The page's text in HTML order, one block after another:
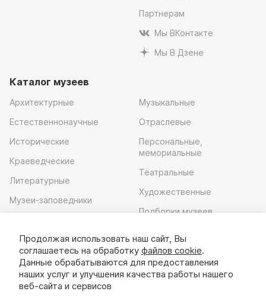
Партнерам
Мы ВКонтакте
Мы В Дзене
Каталог музеев
Архитектурные
Естественнонаучные
Исторические
Краеведческие
Литературные
Музеи-заповедники
Музыкальные
Отраслевые
Персональные,
мемориальные
Театральные
Художественные
Подборки музеев
Скачать приложение
Продолжая использовать наш сайт, Вы
соглашаетесь на обработку файлов cookie.
Данные обрабатываются для предоставления
наших услуг и улучшения качества работы нашего
веб-сайта и сервисов